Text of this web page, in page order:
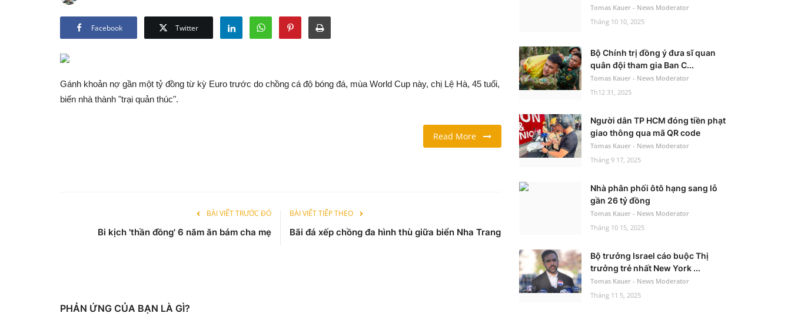
Facebook Twitter
Gánh khoản nợ gần một tỷ đồng từ kỳ Euro trước do chồng cá độ bóng đá, mùa World Cup này, chị Lệ Hà, 45 tuổi,
biến nhà thành "trại quản thúc".
Read More
BÀI VIẾT TRƯỚC ĐÓ
Bi kịch 'thần đồng' 6 năm ăn bám cha mẹ
BÀI VIẾT TIẾP THEO
Bãi đá xếp chồng đa hình thù giữa biển Nha Trang
PHẢN ỨNG CỦA BẠN LÀ GÌ?
Tomas Kauer - News Moderator
Tháng 10 10, 2025
Bộ Chính trị đồng ý đưa sĩ quan
quân đội tham gia Ban C...
Tomas Kauer - News Moderator
Th12 31, 2025
Người dân TP HCM đóng tiền phạt
giao thông qua mã QR code
Tomas Kauer - News Moderator
Tháng 9 17, 2025
Nhà phân phối ôtô hạng sang lỗ
gần 26 tỷ đồng
Tomas Kauer - News Moderator
Tháng 10 15, 2025
Bộ trưởng Israel cáo buộc Thị
trưởng trẻ nhất New York ...
Tomas Kauer - News Moderator
Tháng 11 5, 2025